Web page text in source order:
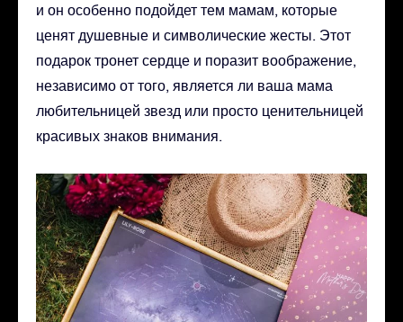
и он особенно подойдет тем мамам, которые
ценят душевные и символические жесты. Этот
подарок тронет сердце и поразит воображение,
независимо от того, является ли ваша мама
любительницей звезд или просто ценительницей
красивых знаков внимания.